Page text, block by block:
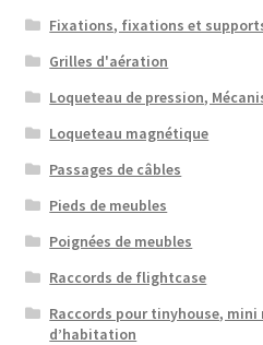
Fixations, fixations et
Grilles d'aération
Loqueteau de pression,
Loqueteau magnétique
Passages de câbles
Pieds de meubles
Poignées de meubles
Raccords de flightcase
Raccords pour tinyhouse,
d’habitation